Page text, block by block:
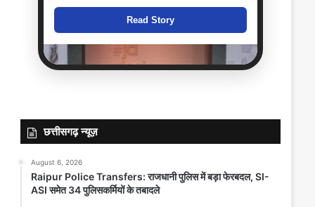
Read Story
छत्तीसगढ़ न्यूज़
August 6, 2026
Raipur Police Transfers: राजधानी पुलिस में बड़ा फेरबदल, SI-
ASI समेत 34 पुलिसकर्मियों के तबादले